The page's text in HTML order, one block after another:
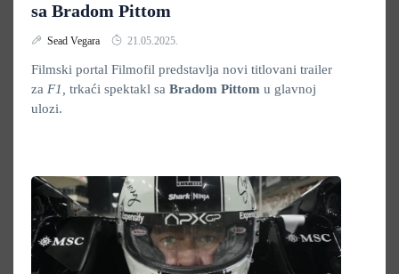
sa Bradom Pittom
Sead Vegara 21.05.2025.
Filmski portal Filmofil predstavlja novi titlovani trailer
za F1, trkaći spektakl sa Bradom Pittom u glavnoj
ulozi.